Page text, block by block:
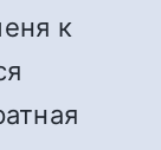
к